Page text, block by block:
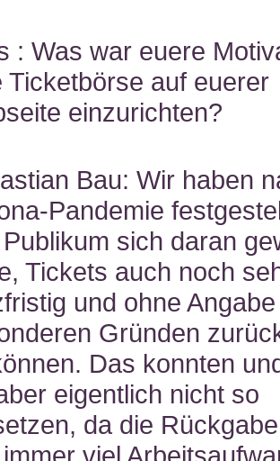
: Was war euere
Ticketbörse auf euerer
einzurichten?
Bau: Wir haben
Pandemie
sich daran
Tickets auch noch
und ohne
Gründen
Das konnten
eigentlich nicht so
da die